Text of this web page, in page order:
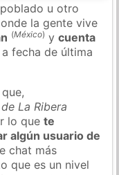
u otro
la gente vive
(México) ycuenta
a fecha de última
La Ribera
lo quete
algún usuario de
chat más
que es un nivel